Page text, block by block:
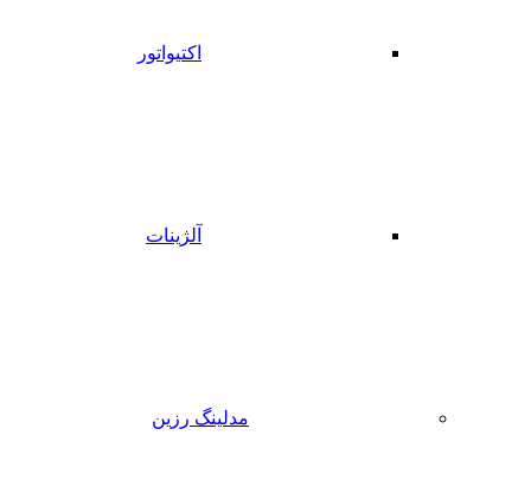
اکتیواتور
آلژینات
مدلینگ رزین